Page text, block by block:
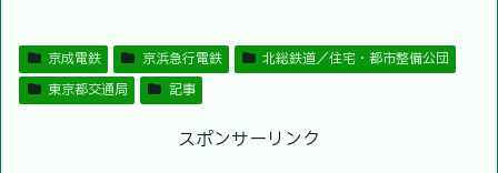
京成電鉄 京浜急行電鉄
北総鉄道／住宅・都市整備公団
東京都交通局
記事
スポンサーリンク